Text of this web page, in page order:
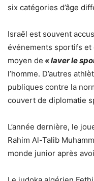
six catégories d’âge
Israël est souvent
événements sportifs et
moyen de « laver le
l’homme. D’autres
publiques contre la
couvert de diplomatie
L’année dernière, le
Rahim Al-Talib
monde junior après